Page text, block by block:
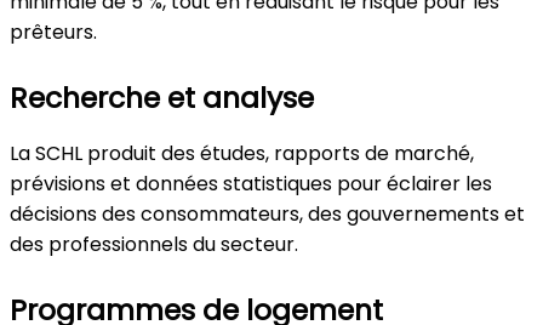
prêteurs.
Recherche et analyse
La SCHL produit des études, rapports de marché,
prévisions et données statistiques pour éclairer les
décisions des consommateurs, des gouvernements et
des professionnels du secteur.
Programmes de logement